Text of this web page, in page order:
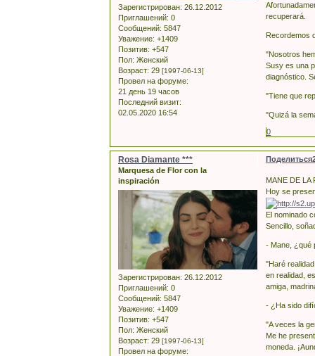
Зарегистрирован: 26.12.2012
Приглашений: 0
Сообщений: 5847
Уважение: +1409
Позитив: +547
Пол: Женский
Возраст: 29 [1997-06-13]
Провел на форуме:
21 день 19 часов
Последний визит:
02.05.2020 16:54
recuperará.
Recordemos
"Nosotros
Susy es una
diagnóstico.
"Tiene que
"Quizá la
0
Поделиться
Rosa Diamante ***
Marquesa de Flor con la
inspiración
Зарегистрирован: 26.12.2012
Приглашений: 0
Сообщений: 5847
Уважение: +1409
Позитив: +547
Пол: Женский
Возраст: 29 [1997-06-13]
Провел на форуме:
MANE DE LA
Hoy se
El nominado
Sencillo,
- Mane, ¿qué
"Haré
en realidad,
amiga,
- ¿Ha sido
"A veces la
Me he
moneda.